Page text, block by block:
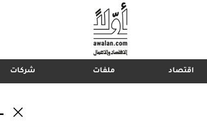
اقتصاد ملفات شركات